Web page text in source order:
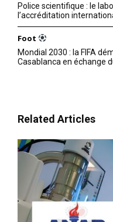
Insight
À propos
Nous contacter
Formules
Police scientifique : le
l’accréditation
Foot
Mondial 2030 : la FIFA
Casablanca en échange
Related Articles